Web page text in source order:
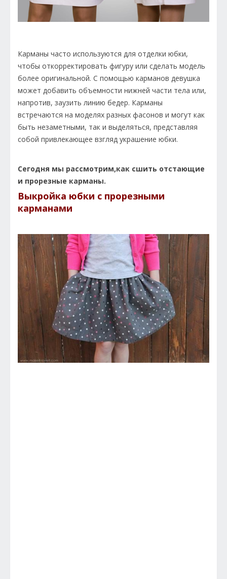
Карманы часто используются для отделки юбки,
чтобы откорректировать фигуру или сделать модель
более оригинальной. С помощью карманов девушка
может добавить объемности нижней части тела или,
напротив, заузить линию бедер. Карманы
встречаются на моделях разных фасонов и могут как
быть незаметными, так и выделяться, представляя
собой привлекающее взгляд украшение юбки.
Сегодня мы рассмотрим,как сшить отстающие
и прорезные карманы.
Выкройка юбки с прорезными
карманами